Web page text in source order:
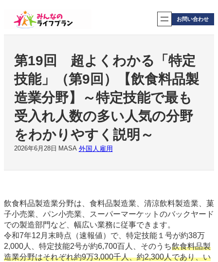
ス
お問い合わせ
第19回 超よくわかる「特定
技能」（第9回）【飲食料品製
造業分野】～特定技能で最も
受入れ人数の多い人気の分野
をわかりやすく説明～
2026年6月28日 MASA 外国人雇用
飲食料品製造業分野は、食料品製造業、清涼飲料製造業、菓
子小売業、パン小売業、スーパーマーケットのバックヤード
での製造部門など、幅広い業務に従事できます。
令和7年12月末時点（速報値）で、特定技能１号が約38万
2,000人、特定技能2号が約6,700百人、そのうち飲食料品製
造業分野はそれぞれ約9万3,000千人、約2,300人であり、い